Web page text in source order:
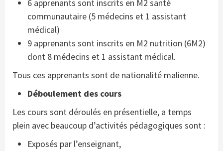
6 apprenants sont inscrits en M2 santé
communautaire (5 médecins et 1 assistant
médical)
9 apprenants sont inscrits en M2 nutrition (6M2)
dont 8 médecins et 1 assistant médical.
Tous ces apprenants sont de nationalité malienne.
Déboulement des cours
Les cours sont déroulés en présentielle, a temps
plein avec beaucoup d’activités pédagogiques sont :
Exposés par l’enseignant,